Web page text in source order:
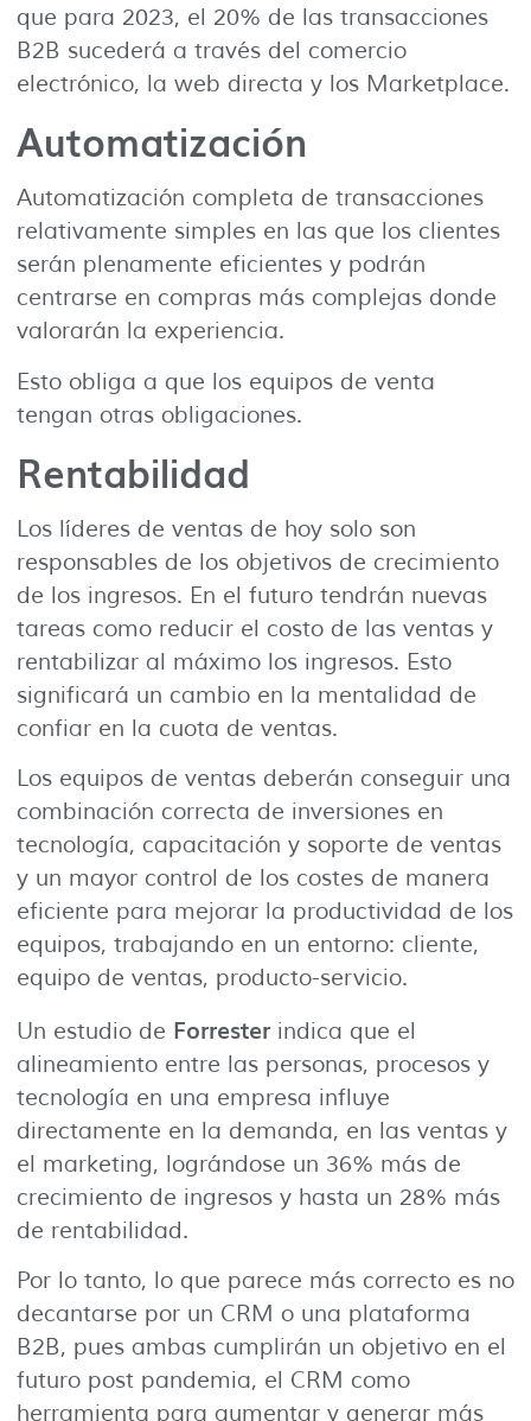
que para 2023, el 20% de las transacciones
B2B sucederá a través del comercio
electrónico, la web directa y los Marketplace.
Automatización
Automatización completa de transacciones
relativamente simples en las que los clientes
serán plenamente eficientes y podrán
centrarse en compras más complejas donde
valorarán la experiencia.
Esto obliga a que los equipos de venta
tengan otras obligaciones.
Rentabilidad
Los líderes de ventas de hoy solo son
responsables de los objetivos de crecimiento
de los ingresos. En el futuro tendrán nuevas
tareas como reducir el costo de las ventas y
rentabilizar al máximo los ingresos. Esto
significará un cambio en la mentalidad de
confiar en la cuota de ventas.
Los equipos de ventas deberán conseguir una
combinación correcta de inversiones en
tecnología, capacitación y soporte de ventas
y un mayor control de los costes de manera
eficiente para mejorar la productividad de los
equipos, trabajando en un entorno: cliente,
equipo de ventas, producto-servicio.
Un estudio de Forrester indica que el
alineamiento entre las personas, procesos y
tecnología en una empresa influye
directamente en la demanda, en las ventas y
el marketing, lográndose un 36% más de
crecimiento de ingresos y hasta un 28% más
de rentabilidad.
Por lo tanto, lo que parece más correcto es no
decantarse por un CRM o una plataforma
B2B, pues ambas cumplirán un objetivo en el
futuro post pandemia, el CRM como
herramienta para aumentar y generar más